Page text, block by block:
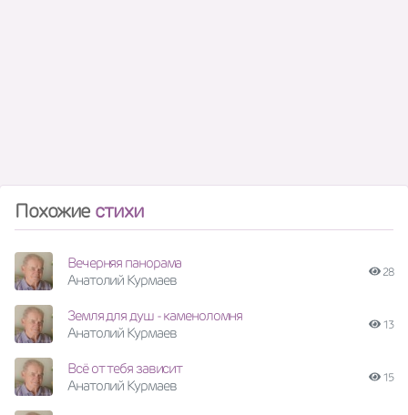
Похожие стихи
Вечерняя панорама
Анатолий Курмаев
28
Земля для душ - каменоломня
Анатолий Курмаев
13
Всё от тебя зависит
Анатолий Курмаев
15